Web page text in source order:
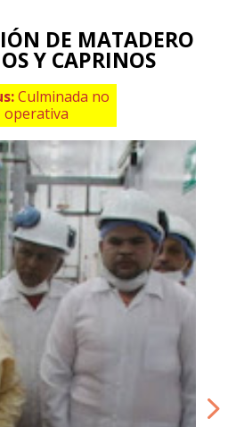
DE MATADERO
Y CAPRINOS
Culminada no
operativa